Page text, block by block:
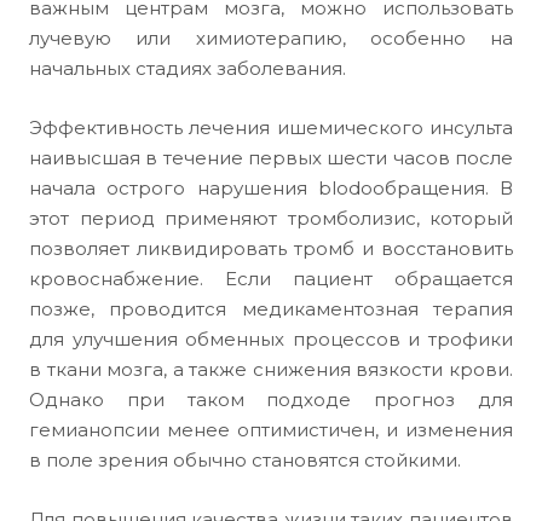
важным центрам мозга, можно использовать
лучевую или химиотерапию, особенно на
начальных стадиях заболевания.
Эффективность лечения ишемического инсульта
наивысшая в течение первых шести часов после
начала острого нарушения blodообращения. В
этот период применяют тромболизис, который
позволяет ликвидировать тромб и восстановить
кровоснабжение. Если пациент обращается
позже, проводится медикаментозная терапия
для улучшения обменных процессов и трофики
в ткани мозга, а также снижения вязкости крови.
Однако при таком подходе прогноз для
гемианопсии менее оптимистичен, и изменения
в поле зрения обычно становятся стойкими.